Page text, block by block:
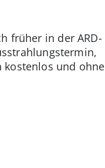
früher in der ARD-
kostenlos und ohne